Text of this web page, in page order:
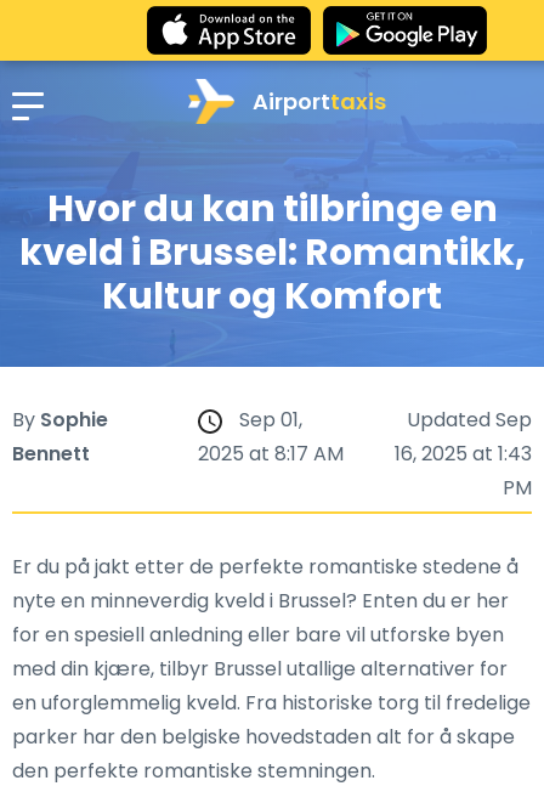
Airporttaxis
Hvor du kan tilbringe en
kveld i Brussel: Romantikk,
Kultur og Komfort
By Sophie
Bennett
Sep 01,
2025 at 8:17 AM
Updated Sep
16, 2025 at 1:43
PM
Er du på jakt etter de perfekte romantiske stedene å
nyte en minneverdig kveld i Brussel? Enten du er her
for en spesiell anledning eller bare vil utforske byen
med din kjære, tilbyr Brussel utallige alternativer for
en uforglemmelig kveld. Fra historiske torg til fredelige
parker har den belgiske hovedstaden alt for å skape
den perfekte romantiske stemningen.